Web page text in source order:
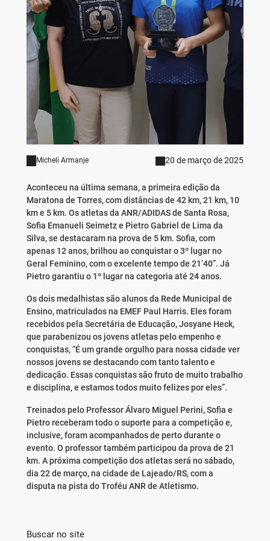
Micheli Armanje 20 de março de 2025
Aconteceu na última semana, a primeira edição da
Maratona de Torres, com distâncias de 42 km, 21 km, 10
km e 5 km. Os atletas da ANR/ADIDAS de Santa Rosa,
Sofia Emanueli Seimetz e Pietro Gabriel de Lima da
Silva, se destacaram na prova de 5 km. Sofia, com
apenas 12 anos, brilhou ao conquistar o 3º lugar no
Geral Feminino, com o excelente tempo de 21’40”. Já
Pietro garantiu o 1º lugar na categoria até 24 anos.
Os dois medalhistas são alunos da Rede Municipal de
Ensino, matriculados na EMEF Paul Harris. Eles foram
recebidos pela Secretária de Educação, Josyane Heck,
que parabenizou os jovens atletas pelo empenho e
conquistas, “É um grande orgulho para nossa cidade ver
nossos jovens se destacando com tanto talento e
dedicação. Essas conquistas são fruto de muito trabalho
e disciplina, e estamos todos muito felizes por eles”.
Treinados pelo Professor Álvaro Miguel Perini, Sofia e
Pietro receberam todo o suporte para a competição e,
inclusive, foram acompanhados de perto durante o
evento. O professor também participou da prova de 21
km. A próxima competição dos atletas será no sábado,
dia 22 de março, na cidade de Lajeado/RS, com a
disputa na pista do Troféu ANR de Atletismo.
Buscar no site